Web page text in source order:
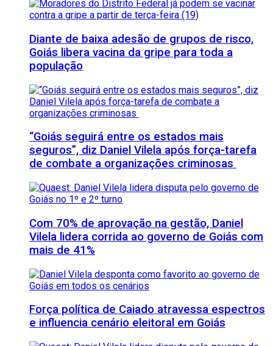
Diante de baixa adesão de grupos de risco,
Goiás libera vacina da gripe para toda a
população
“Goiás seguirá entre os estados mais
seguros”, diz Daniel Vilela após força-tarefa
de combate a organizações criminosas
Com 70% de aprovação na gestão, Daniel
Vilela lidera corrida ao governo de Goiás com
mais de 41%
Força política de Caiado atravessa espectros
e influencia cenário eleitoral em Goiás